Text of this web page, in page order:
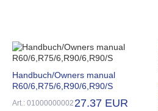
Handbuch/Owners manual
R60/6,R75/6,R90/6,R90/S
Art.: 01000000002 27.37 EUR